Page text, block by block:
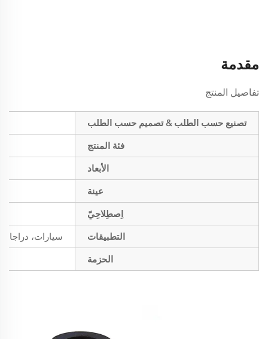
مقدمة
تفاصيل المنتج
تصنيع حسب الطلب & تصميم حسب الطلب
فئة المنتج
الأبعاد
عينة
اِصطِلاحِيّ
التطبيقات
سيارات، دراجات
الحزمة